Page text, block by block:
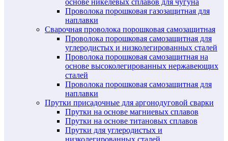
Проволока порошковая газозащитная для
наплавки
Сварочная проволока порошковая самозащитная
Проволока порошковая самозащитная для
углеродистых и низколегированных сталей
Проволока порошковая самозащитная на
основе высоколегированных нержавеющих
сталей
Проволока порошковая самозащитная для
наплавки
Прутки присадочные для аргонодуговой сварки
Прутки на основе магниевых сплавов
Прутки на основе титановых сплавов
Прутки для углеродистых и
низколегированных сталей